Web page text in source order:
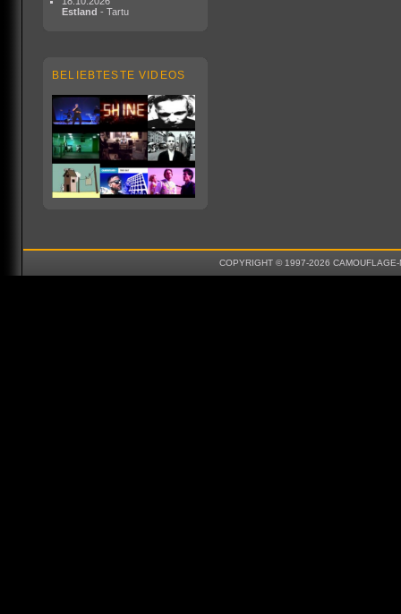
Estland - Tartu
BELIEBTESTE VIDEOS
COPYRIGHT © 1997-2026 CAMOUFLAGE-